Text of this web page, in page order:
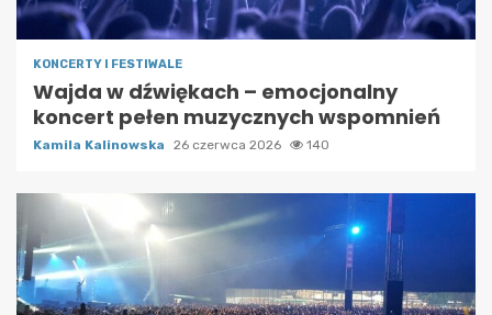
KONCERTY I FESTIWALE
Wajda w dźwiękach – emocjonalny
koncert pełen muzycznych wspomnień
Kamila Kalinowska 26 czerwca 2026 140